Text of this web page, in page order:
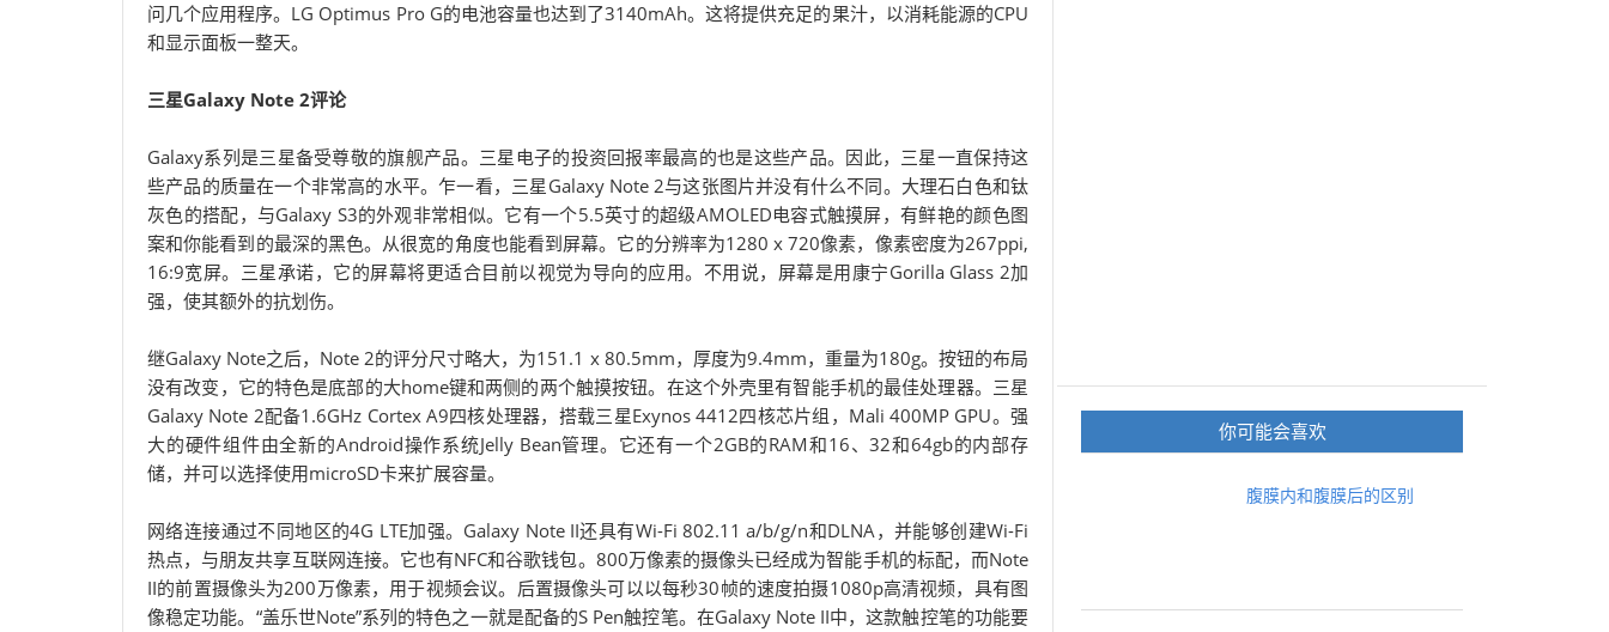
问几个应用程序。LG Optimus Pro G的电池容量也达到了3140mAh。这将提供充足的果汁，以消耗能源的CPU
和显示面板一整天。
三星Galaxy Note 2评论
Galaxy系列是三星备受尊敬的旗舰产品。三星电子的投资回报率最高的也是这些产品。因此，三星一直保持这
些产品的质量在一个非常高的水平。乍一看，三星Galaxy Note 2与这张图片并没有什么不同。大理石白色和钛
灰色的搭配，与Galaxy S3的外观非常相似。它有一个5.5英寸的超级AMOLED电容式触摸屏，有鲜艳的颜色图
案和你能看到的最深的黑色。从很宽的角度也能看到屏幕。它的分辨率为1280 x 720像素，像素密度为267ppi,
16:9宽屏。三星承诺，它的屏幕将更适合目前以视觉为导向的应用。不用说，屏幕是用康宁Gorilla Glass 2加
强，使其额外的抗划伤。
继Galaxy Note之后，Note 2的评分尺寸略大，为151.1 x 80.5mm，厚度为9.4mm，重量为180g。按钮的布局
没有改变，它的特色是底部的大home键和两侧的两个触摸按钮。在这个外壳里有智能手机的最佳处理器。三星
Galaxy Note 2配备1.6GHz Cortex A9四核处理器，搭载三星Exynos 4412四核芯片组，Mali 400MP GPU。强
大的硬件组件由全新的Android操作系统Jelly Bean管理。它还有一个2GB的RAM和16、32和64gb的内部存
储，并可以选择使用microSD卡来扩展容量。
网络连接通过不同地区的4G LTE加强。Galaxy Note II还具有Wi-Fi 802.11 a/b/g/n和DLNA，并能够创建Wi-Fi
热点，与朋友共享互联网连接。它也有NFC和谷歌钱包。800万像素的摄像头已经成为智能手机的标配，而Note
II的前置摄像头为200万像素，用于视频会议。后置摄像头可以以每秒30帧的速度拍摄1080p高清视频，具有图
像稳定功能。“盖乐世Note”系列的特色之一就是配备的S Pen触控笔。在Galaxy Note II中，这款触控笔的功能要
你可能会喜欢
腹膜内和腹膜后的区别